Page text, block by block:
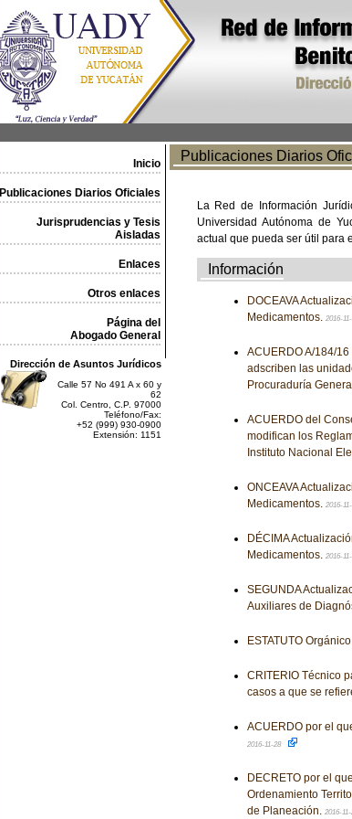
Inicio
Publicaciones Diarios Oficiales
Jurisprudencias y Tesis
Aisladas
Enlaces
Otros enlaces
Página del
Abogado General
Dirección de Asuntos Jurídicos
Calle 57 No 491 A x 60 y
62
Col. Centro, C.P. 97000
Teléfono/Fax:
+52 (999) 930-0900
Extensión: 1151
Publicaciones Diarios
La Red de Información
Universidad Autónoma de
actual que pueda ser útil para
Información
DOCEAVA
Medicamentos. 2016-
ACUERDO A/184/
adscriben las
Procuraduría
ACUERDO del
modifican los
Instituto Nacional
ONCEAVA
Medicamentos. 2016-
DÉCIMA
Medicamentos. 2016-
SEGUNDA
Auxiliares de
ESTATUTO
CRITERIO Técnico
casos a que se
ACUERDO por el
2016-11-28
DECRETO por el
Ordenamiento
de Planeación. 2016-